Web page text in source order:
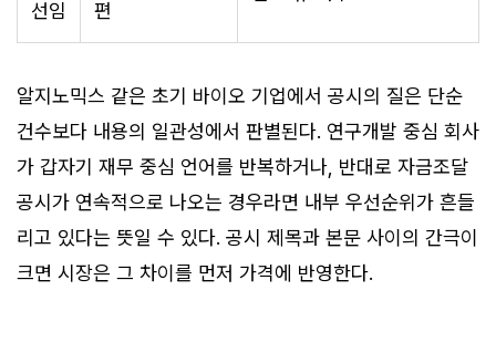
선임
편
알지노믹스 같은 초기 바이오 기업에서 공시의 질은 단순
건수보다 내용의 일관성에서 판별된다. 연구개발 중심 회사
가 갑자기 재무 중심 언어를 반복하거나, 반대로 자금조달
공시가 연속적으로 나오는 경우라면 내부 우선순위가 흔들
리고 있다는 뜻일 수 있다. 공시 제목과 본문 사이의 간극이
크면 시장은 그 차이를 먼저 가격에 반영한다.